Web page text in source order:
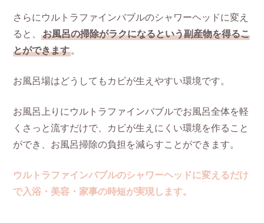
さらにウルトラファインバブルのシャワーヘッドに変え
ると、お風呂の掃除がラクになるという副産物を得るこ
とができます 。
お風呂場はどうしてもカビが生えやすい環境です。
お風呂上りにウルトラファインバブルでお風呂全体を軽
くさっと流すだけで、カビが生えにくい環境を作ること
ができ、お風呂掃除の負担を減らすことができます。
ウルトラファインバブルのシャワーヘッドに変えるだけ
で入浴・美容・家事の時短が実現 します。